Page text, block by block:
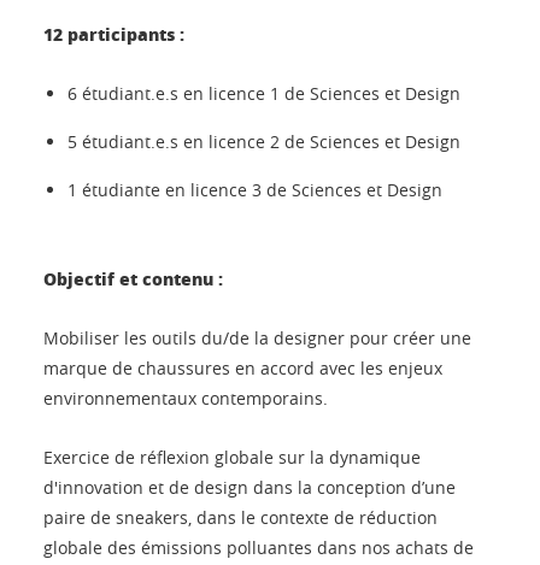
12 participants :
6 étudiant.e.s en licence 1 de Sciences et Design
5 étudiant.e.s en licence 2 de Sciences et Design
1 étudiante en licence 3 de Sciences et Design
Objectif et contenu :
Mobiliser les outils du/de la designer pour créer une
marque de chaussures en accord avec les enjeux
environnementaux contemporains.
Exercice de réflexion globale sur la dynamique
d'innovation et de design dans la conception d’une
paire de sneakers, dans le contexte de réduction
globale des émissions polluantes dans nos achats de